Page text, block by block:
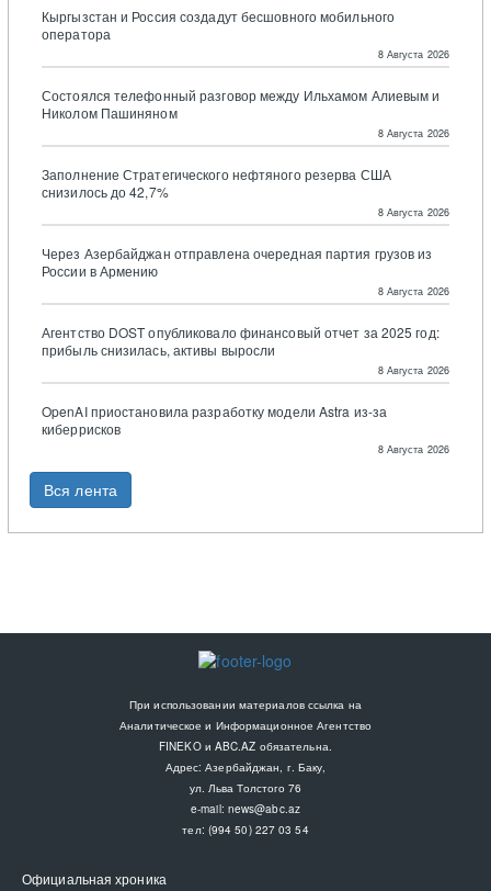
Кыргызстан и Россия создадут бесшовного мобильного
оператора
8 Августа 2026
Состоялся телефонный разговор между Ильхамом Алиевым и
Николом Пашиняном
8 Августа 2026
Заполнение Стратегического нефтяного резерва США
снизилось до 42,7%
8 Августа 2026
Через Азербайджан отправлена очередная партия грузов из
России в Армению
8 Августа 2026
Агентство DOST опубликовало финансовый отчет за 2025 год:
прибыль снизилась, активы выросли
8 Августа 2026
OpenAI приостановила разработку модели Astra из-за
киберрисков
8 Августа 2026
Вся лента
При использовании материалов ссылка на
Аналитическое и Информационное Агентство
FINEKO и ABC.AZ обязательна.
Адрес: Азербайджан, г. Баку,
ул. Льва Толстого 76
e-mail: news@abc.az
тел: (994 50) 227 03 54
Официальная хроника